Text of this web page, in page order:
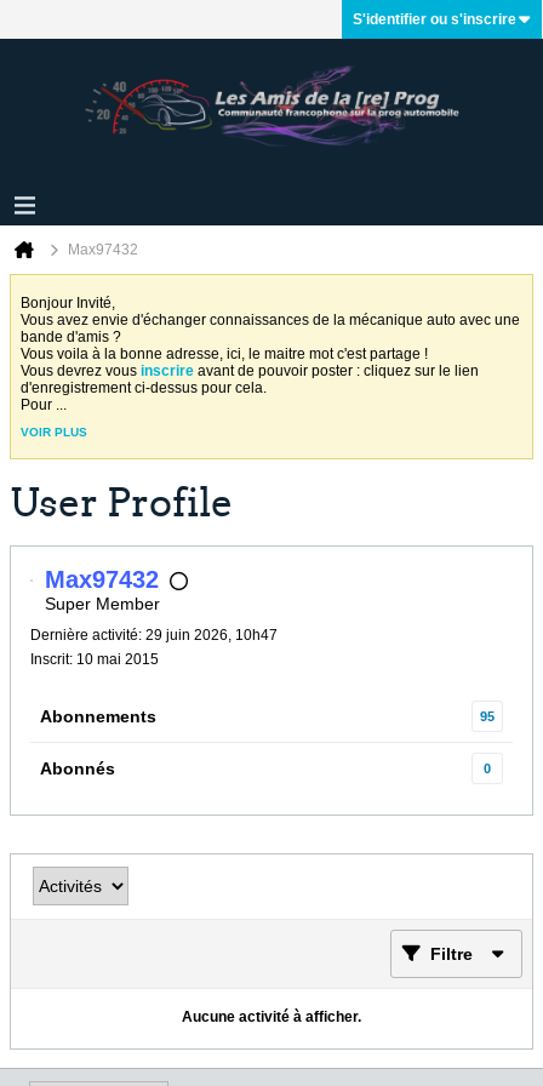
S'identifier ou s'inscrire
Max97432
Bonjour Invité,
Vous avez envie d'échanger connaissances de la mécanique auto avec une
bande d'amis ?
Vous voila à la bonne adresse, ici, le maitre mot c'est partage !
Vous devrez vous inscrire avant de pouvoir poster : cliquez sur le lien
d'enregistrement ci-dessus pour cela.
Pour ...
VOIR PLUS
User Profile
Max97432
Super Member
Dernière activité: 29 juin 2026, 10h47
Inscrit: 10 mai 2015
Abonnements 95
Abonnés 0
Filtre
Aucune activité à afficher.